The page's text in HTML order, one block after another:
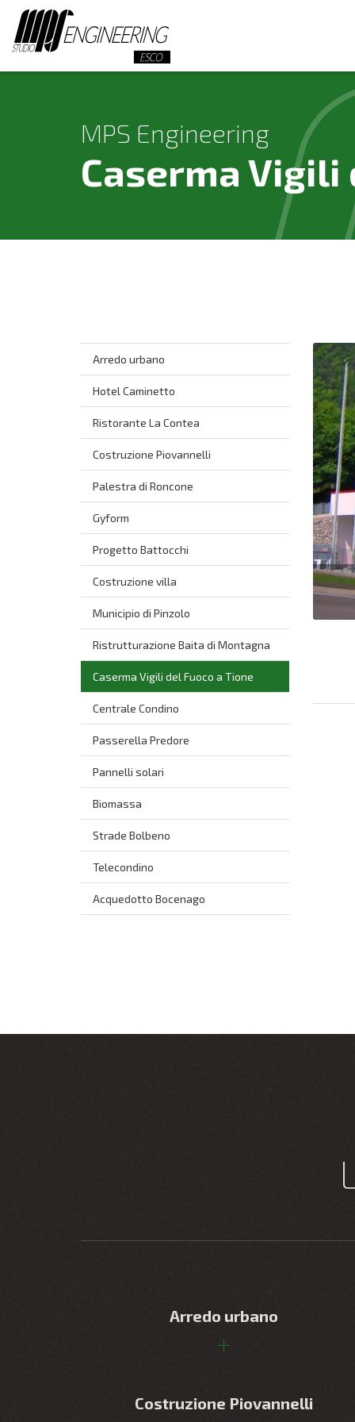
MPS Engineering
Caserma Vigili
Arredo urbano
Hotel Caminetto
Ristorante La Contea
Costruzione Piovannelli
Palestra di Roncone
Gyform
Progetto Battocchi
Costruzione villa
Municipio di Pinzolo
Ristrutturazione Baita di Montagna
Caserma Vigili del Fuoco a Tione
Centrale Condino
Passerella Predore
Pannelli solari
Biomassa
Strade Bolbeno
Telecondino
Acquedotto Bocenago
Arredo urbano
Costruzione Piovannelli